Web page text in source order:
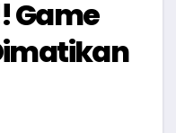
Game